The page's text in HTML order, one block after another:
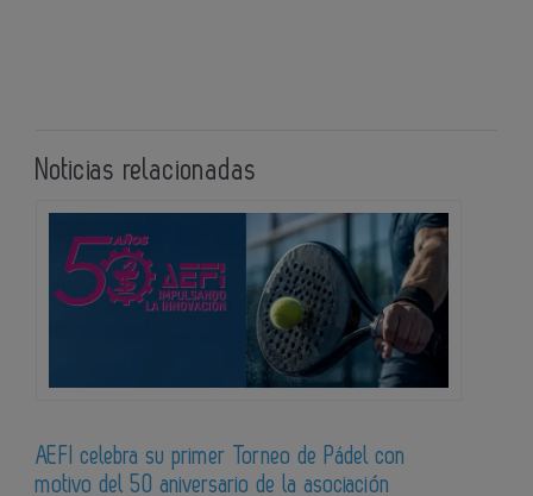
Noticias relacionadas
AEFI celebra su primer Torneo de Pádel con
motivo del 50 aniversario de la asociación